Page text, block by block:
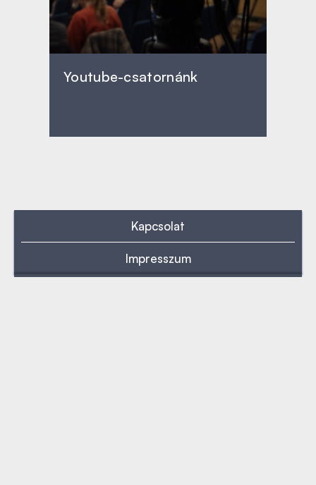
Youtube-csatornánk
Kapcsolat
Impresszum